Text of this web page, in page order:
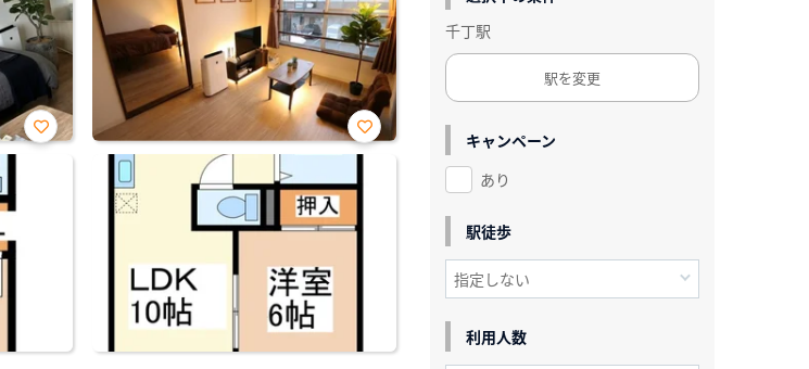
お気 お気
り登
録
千丁駅
駅を変更
キャンペーン
あり
駅徒歩
利用人数